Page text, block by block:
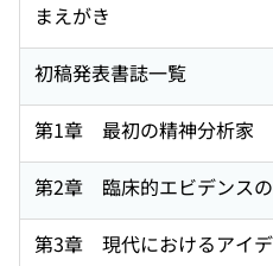
まえがき
初稿発表書誌一覧
第1章 最初の精神分析家
第2章 臨床的エビデンス
第3章 現代におけるアイ